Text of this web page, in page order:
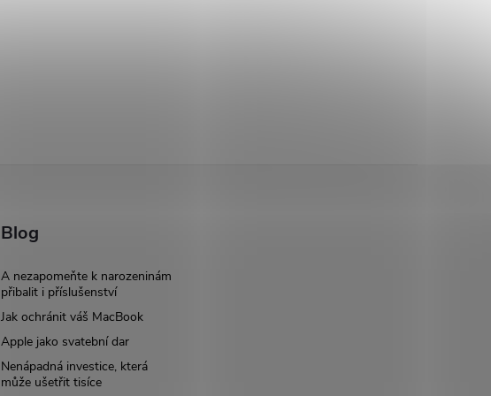
Blog
A nezapomeňte k narozeninám
přibalit i příslušenství
Jak ochránit váš MacBook
Apple jako svatební dar
Nenápadná investice, která
může ušetřit tisíce